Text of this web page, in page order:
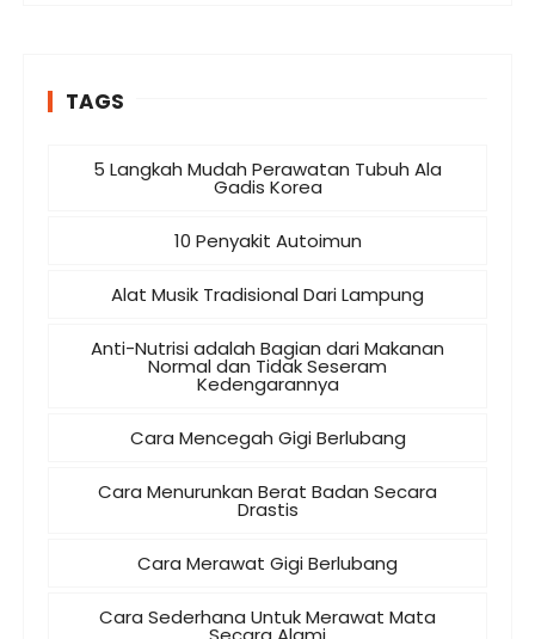
TAGS
5 Langkah Mudah Perawatan Tubuh Ala
Gadis Korea
10 Penyakit Autoimun
Alat Musik Tradisional Dari Lampung
Anti-Nutrisi adalah Bagian dari Makanan
Normal dan Tidak Seseram
Kedengarannya
Cara Mencegah Gigi Berlubang
Cara Menurunkan Berat Badan Secara
Drastis
Cara Merawat Gigi Berlubang
Cara Sederhana Untuk Merawat Mata